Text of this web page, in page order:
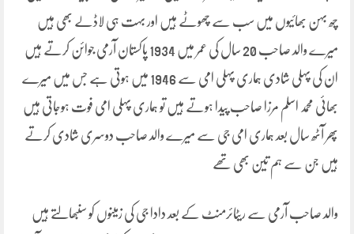
چھ بہن بھائیوں میں سب سے چھوٹے ہیں اور بہت ہی لاڈلے بھی ہیں
میرے والد صاحب 20 سال کی عمر میں 1934 پاکستان آرمی جوائن کرتے ہیں
ان کی پہلی شادی ہماری پہلی امی سے 1946 میں ہوتی ہے جس میں میرے
بھائی محمد اسلم مرزا صاحب پیدا ہوتے ہیں تو ہماری پہلی امی فوت ہوجاتی ہیں
پھر آٹھ سال بعد ہماری امی جی سے میرے والد صاحب دوسری شادی کرتے
ہیں جن سے ہم تین بھی تھے
والد صاحب آرمی سے ریٹائرمنٹ کے بعد دادا جی کی زمینوں کو سنبھالتے ہیں